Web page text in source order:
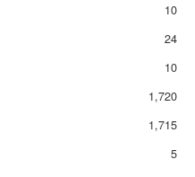
10
24
10
1,720
1,715
5